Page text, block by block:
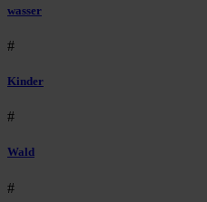
wasser
#
Kinder
#
Wald
#